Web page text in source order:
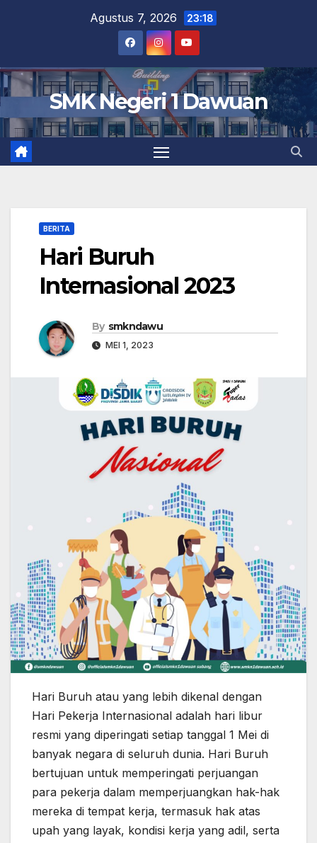
Agustus 7, 2026 23:18
SMK Negeri 1 Dawuan
BERITA
Hari Buruh
Internasional 2023
By smkndawu
MEI 1, 2023
Hari Buruh atau yang lebih dikenal dengan
Hari Pekerja Internasional adalah hari libur
resmi yang diperingati setiap tanggal 1 Mei di
banyak negara di seluruh dunia. Hari Buruh
bertujuan untuk memperingati perjuangan
para pekerja dalam memperjuangkan hak-hak
mereka di tempat kerja, termasuk hak atas
upah yang layak, kondisi kerja yang adil, serta